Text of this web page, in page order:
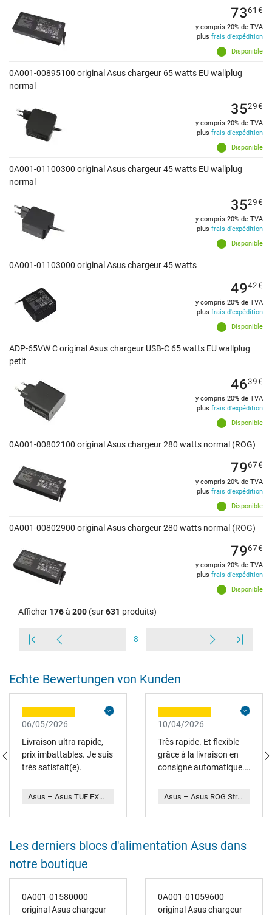
Disponible
7361 €
y compris 20% de TVA
plus frais d'expédition
0A001-00895100 original Asus chargeur 65 watts EU wallplug
normal
Disponible
3529€
y compris 20% de TVA
plus frais d'expédition
0A001-01100300 original Asus chargeur 45 watts EU wallplug
normal
Disponible
3529€
y compris 20% de TVA
plus frais d'expédition
0A001-01103000 original Asus chargeur 45 watts
Disponible
4942€
y compris 20% de TVA
plus frais d'expédition
ADP-65VW C original Asus chargeur USB-C 65 watts EU wallplug
petit
Disponible
4639€
y compris 20% de TVA
plus frais d'expédition
0A001-00802100 original Asus chargeur 280 watts normal (ROG)
Disponible
7967€
y compris 20% de TVA
plus frais d'expédition
0A001-00802900 original Asus chargeur 280 watts normal (ROG)
Disponible
7967€
y compris 20% de TVA
plus frais d'expédition
Afficher 176à 200 (sur631 produits)
8
Echte Bewertungen von Kunden
06/05/2026
Livraison ultra rapide,
prix imbattables. Je suis
très satisfait(e).
Asus – Asus TUF FX705GM Netzteil 180,0 Watt abgerundete Bauform B-Ware
10/04/2026
Très rapide. Et flexible
grâce à la livraison en
consigne automatique.
positif : très bon
ruban adhésif en papier.
facilement et c’est (peut-
d'origine au top. Merci
beaucoup
Asus – Asus ROG Strix SCAR 17 G732LXS Original Netzteil 280,0 Watt normale Bauform (Buisness)
Les derniers blocs d'alimentation Asus dans
notre boutique
0A001-01580000
original Asus chargeur
0A001-01059600
original Asus chargeur